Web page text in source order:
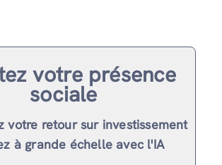
votre présence
sociale
votre retour sur investissement
à grande échelle avec l'IA